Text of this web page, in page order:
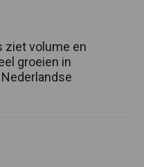
ziet volume en
groeien in